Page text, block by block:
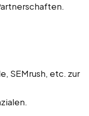
SEMrush, etc. zur